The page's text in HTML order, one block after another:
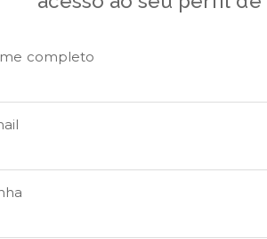
completo